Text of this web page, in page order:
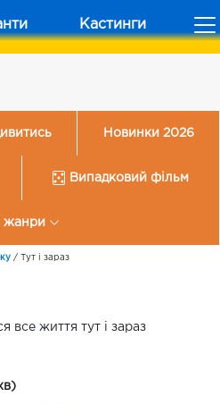
Кастинги
Новинки 2026
Випадковий фільм
жанри
/ Тут і зараз
все життя тут і зараз